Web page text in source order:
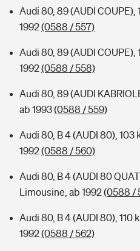
Audi 80, 89 (AUDI COUPE),
1992(0588 / 557)
Audi 80, 89 (AUDI COUPE),
1992(0588 / 558)
Audi 80, 89 (AUDI
ab 1993(0588 / 559)
Audi 80, B 4 (AUDI 80), 103
1992(0588 / 560)
Audi 80, B 4 (AUDI 80
Limousine, ab 1992(0588 /
Audi 80, B 4 (AUDI 80), 110
1992(0588 / 562)